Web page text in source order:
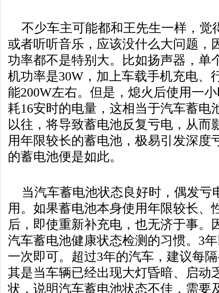
不少车主可能都和王先生一样，觉
或者听听音乐，应该没什么大问题，
功率都不是特别大。比如扬声器，单
机功率是30W，加上车载手机充电、
能200W左右。但是，熄火后使用一
耗16安时的电量，这相当于汽车蓄电
以往，将导致蓄电池反复亏电，从而
用年限较长的蓄电池，极易引发深度
的蓄电池便是如此。
当汽车蓄电池状态良好时，偶发亏
用。如果蓄电池本身使用年限较长、
后，即使重新补充电，也无济于事。
汽车蓄电池健康状态检测的习惯。3
一次即可。超过3年的汽车，建议每
其是当车辆已经出现大灯昏暗、启动
状，说明汽车蓄电池状态不佳，需要